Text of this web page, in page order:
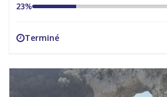
23%
Terminé